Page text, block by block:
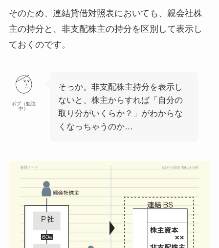
そのため、連結貸借対照表においても、 親会社株
主の持分と、非支配株主の持分を区別して表示し
ておく のです。
ボブ（勉強
中）
そっか。非支配株主持分を表示し
ないと、株主からすれば「自分の
取り分がいくらか？」がわからな
くなっちゃうのか…